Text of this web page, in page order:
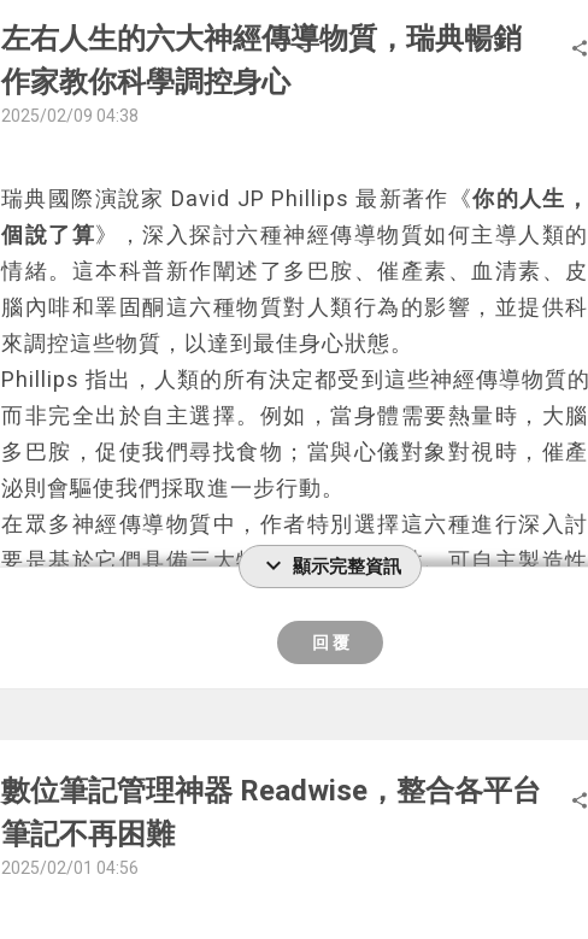
在短時間內密集閱讀同一主題的多本書籍。例如，想成為
家，就應該至少閱讀十本投資相關的書籍，並整合各書觀
作者也強調閱讀對自我成長的重要性。她將閱讀比喻為投
整體而言，《獵豹閱讀法》特別適合閱讀新手，內容深
從最基礎的閱讀技巧談起，並輔以大量案例與故事說明
對於已經熟稔各種閱讀方法的讀者來說，本書的內容可能
礎。
若你對《獵豹閱讀法》感興趣，歡迎來到我的個人網站
閱讀該本書的完整書評，也歡迎你閱讀其他本書的書評
本書能打動你。
左右人生的六大神經傳導物質，瑞典暢銷
作家教你科學調控身心
2025/02/09 04:38
share
瑞典國際演說家 David JP Phillips 最新著作《你的人生
個說了算》，深入探討六種神經傳導物質如何主導人類
情緒。這本科普新作闡述了多巴胺、催產素、血清素、皮
腦內啡和睪固酮這六種物質對人類行為的影響，並提供
來調控這些物質，以達到最佳身心狀態。
Phillips 指出，人類的所有決定都受到這些神經傳導物質的
而非完全出於自主選擇。例如，當身體需要熱量時，大
多巴胺，促使我們尋找食物；當與心儀對象對視時，催
泌則會驅使我們採取進一步行動。
在眾多神經傳導物質中，作者特別選擇這六種進行深入
要是基於它們具備三大特性：立即見效性、可自主製造
性。這意味著這些物質不僅反應迅速，還可以通過簡單的
研究發現，某些活動可以同時刺激多種神經傳導物質的分
以促進血清素的分泌。
書中特別提到關於多巴胺的警示。雖然多巴胺能帶來幸福
這種感覺往往無法持久。研究顯示，即使是彩券高額中獎
expand_more 顯示完整資訊
回 覆
數位筆記管理神器 Readwise，整合各平台
筆記不再困難
2025/02/01 04:56
share